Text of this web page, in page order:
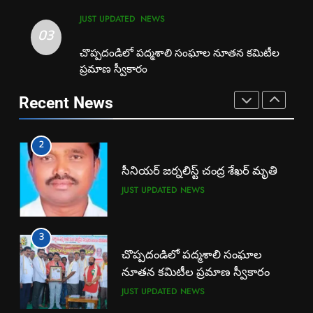
JUST UPDATED
నూతన కమిటీల ప్రమాణ స్వీకారం
4
కరీంనగర్ టూ టౌన్ ఎస్ ఐ చంద్రశేఖర్
బలవన్మరణం
5
అవినీతి నిరోధక శాఖ అధికారుల
వలలో చిక్కిన ఎక్సైజ్ సీఐ
03
JUST UPDATED NEWS
చొప్పదండిలో పద్మశాలి సంఘాల నూతన కమిటీల
ప్రమాణ స్వీకారం
Recent News
EXCLUSIVE
1
బార్ అసోసియేషన్ క్లర్క్‌కు
KARIMNAGAR NEWS
2
సీనియర్ జర్నలిస్ట్ చంద్ర శేఖర్ మృతి
JUST UPDATED NEWS
3
చొప్పదండిలో పద్మశాలి సంఘాల
నూతన కమిటీల ప్రమాణ స్వీకారం
JUST UPDATED NEWS